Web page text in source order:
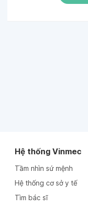
Hệ thống Vinmec
Tầm nhìn sứ mệnh
Hệ thống cơ sở y tế
Tìm bác sĩ